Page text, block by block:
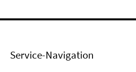
Service-Navigation